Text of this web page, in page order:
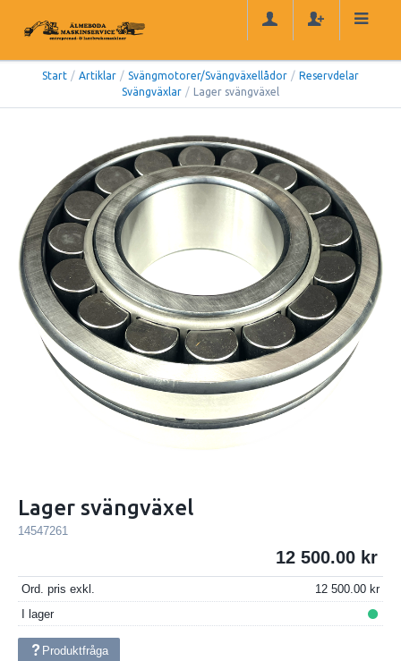
Start / Artiklar / Svängmotorer/Svängväxellådor / Reservdelar
Svängväxlar / Lager svängväxel
Lager svängväxel
14547261
12 500.00
Ord. pris exkl.
12 500.00
I lager
Produktfråga